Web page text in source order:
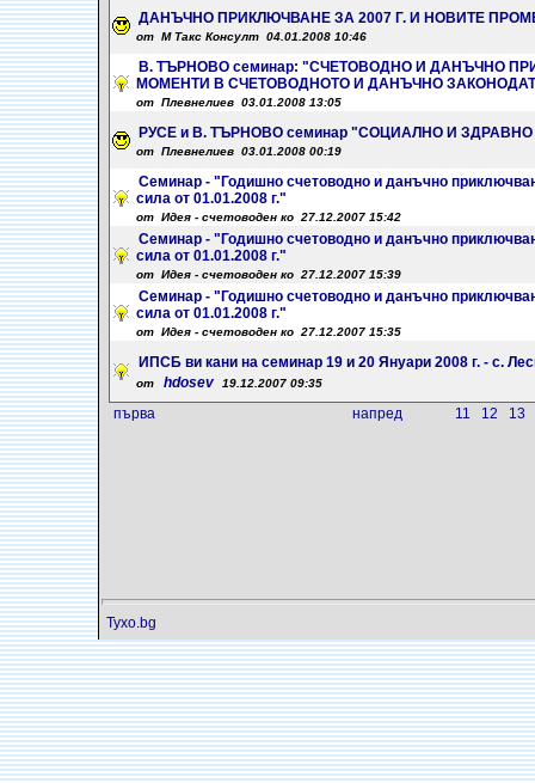
ДАНЪЧНО ПРИКЛЮЧВАНЕ ЗА 2007 Г. И НОВИТЕ
от М Такс Консулт 04.01.2008 10:46
В. ТЪРНОВО семинар: "СЧЕТОВОДНО И ДАНЪЧНО
МОМЕНТИ В СЧЕТОВОДНОТО И ДАНЪЧНО
от Плевнелиев 03.01.2008 13:05
РУСЕ и В. ТЪРНОВО семинар "СОЦИАЛНО И ЗДРАВНО
от Плевнелиев 03.01.2008 00:19
Семинар - "Годишно счетоводно и данъчно
сила от 01.01.2008 г."
от Идея - счетоводен ко 27.12.2007 15:42
Семинар - "Годишно счетоводно и данъчно
сила от 01.01.2008 г."
от Идея - счетоводен ко 27.12.2007 15:39
Семинар - "Годишно счетоводно и данъчно
сила от 01.01.2008 г."
от Идея - счетоводен ко 27.12.2007 15:35
ИПСБ ви кани на семинар 19 и 20 Януари 2008 г. - с.
от hdosev 19.12.2007 09:35
първа напред 11 12 13